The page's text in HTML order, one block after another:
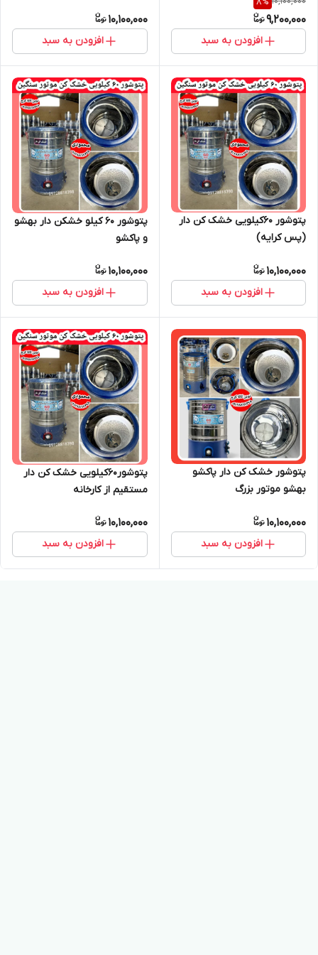
9,200,000
افزودن به سبد
10,100,000
افزودن به سبد
پتوشور 60کیلویی خشک کن دار
(پس کرایه)
10,100,000
افزودن به سبد
پتوشور ۶۰ کیلو خشکن دار بهشو
و پاکشو
10,100,000
افزودن به سبد
پتوشور خشک کن دار پاکشو
بهشو موتور بزرگ
10,100,000
افزودن به سبد
پتوشور۶۰کیلویی خشک کن دار
مستقیم از کارخانه
10,100,000
افزودن به سبد